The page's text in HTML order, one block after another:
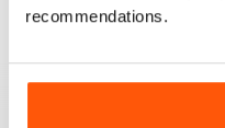
recommendations.